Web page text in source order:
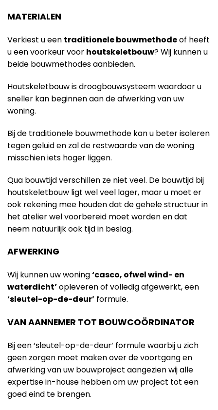
MATERIALEN
Verkiest u een traditionele bouwmethodeof heeft
u een voorkeur voor houtskeletbouw? Wij kunnen u
beide bouwmethodes aanbieden.
Houtskeletbouw is droogbouwsysteem waardoor u
sneller kan beginnen aan de afwerking van uw
woning.
Bij de traditionele bouwmethode kan u beter isoleren
tegen geluid en zal de restwaarde van de woning
misschien iets hoger liggen.
Qua bouwtijd verschillen ze niet veel. De bouwtijd bij
houtskeletbouw ligt wel veel lager, maar u moet er
ook rekening mee houden dat de gehele structuur in
het atelier wel voorbereid moet worden en dat
neem natuurlijk ook tijd in beslag.
AFWERKING
Wij kunnen uw woning‘casco, ofwel wind- en
waterdicht’opleveren of volledig afgewerkt, een
‘sleutel-op-de-deur’ formule.
VAN AANNEMER TOT BOUWCOÖRDINATOR
Bij een ‘sleutel-op-de-deur’ formule waarbij u zich
geen zorgen moet maken over de voortgang en
afwerking van uw bouwproject aangezien wij alle
expertise in-house hebben om uw project tot een
goed eind te brengen.